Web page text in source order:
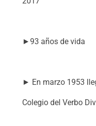
►93 años de vida
► En marzo 1953
Colegio del Verbo